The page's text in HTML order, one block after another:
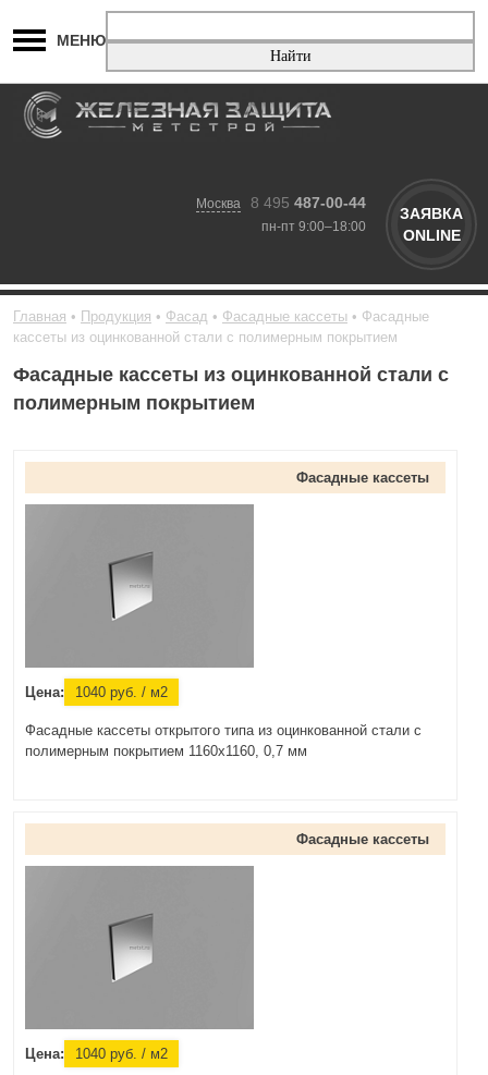
МЕНЮ
Москва 8 495 487-00-44
пн-пт 9:00–18:00
ЗАЯВКА
ONLINE
Главная Продукция Фасад Фасадные кассеты
Фасадные
кассеты из оцинкованной стали с полимерным покрытием
Фасадные кассеты из оцинкованной стали с
полимерным покрытием
Фасадные кассеты
Цена: 1040 руб. / м2
Фасадные кассеты открытого типа из оцинкованной стали с
полимерным покрытием 1160х1160, 0,7 мм
Фасадные кассеты
Цена: 1040 руб. / м2